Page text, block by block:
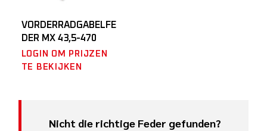
VORDERRADGABELFE
DER MX 43,5-470
LOGIN OM PRIJZEN
TE BEKIJKEN
Nicht die richtige Feder gefunden?